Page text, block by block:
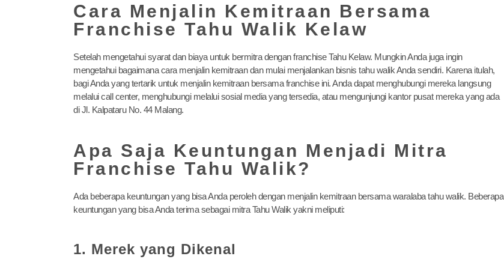
Cara Menjalin Kemitraan Bersama
Franchise Tahu Walik Kelaw
Setelah mengetahui syarat dan biaya untuk bermitra dengan franchise Tahu Kelaw. Mungkin Anda juga ingin
mengetahui bagaimana cara menjalin kemitraan dan mulai menjalankan bisnis tahu walik Anda sendiri. Karena itulah,
bagi Anda yang tertarik untuk menjalin kemitraan bersama franchise ini. Anda dapat menghubungi mereka langsung
melalui call center, menghubungi melalui sosial media yang tersedia, atau mengunjungi kantor pusat mereka yang ada
di Jl. Kalpataru No. 44 Malang.
Apa Saja Keuntungan Menjadi Mitra
Franchise Tahu Walik?
Ada beberapa keuntungan yang bisa Anda peroleh dengan menjalin kemitraan bersama waralaba tahu walik. Beberapa
keuntungan yang bisa Anda terima sebagai mitra Tahu Walik yakni meliputi:
1. Merek yang Dikenal